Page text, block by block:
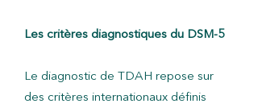
Les critères diagnostiques du DSM-5
Le diagnostic de TDAH repose sur
des critères internationaux définis